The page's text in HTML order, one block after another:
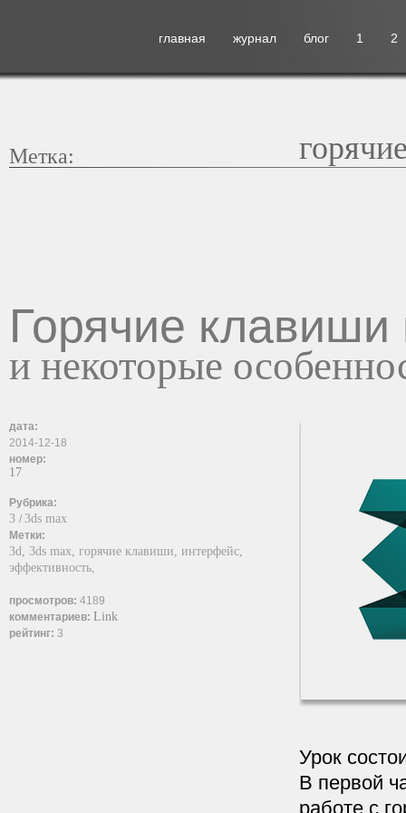
главная журнал блог 1 2
Метка:
Горячие клавиши
и некоторые
дата:
2014-12-18
номер:
17
Рубрика:
3 / 3ds max
Метки:
3d, 3ds max, горячие клавиши, интерфейс,
эффективность,
просмотров: 4189
комментариев: Link
рейтинг: 3
Урок
В первой
работе с